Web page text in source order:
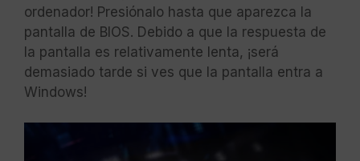
ordenador! Presiónalo hasta que aparezca la
pantalla de BIOS. Debido a que la respuesta de
la pantalla es relativamente lenta, ¡será
demasiado tarde si ves que la pantalla entra a
Windows!